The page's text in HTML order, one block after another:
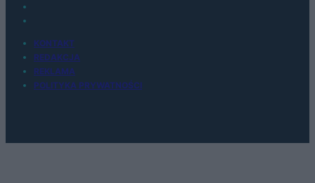
KONTAKT
REDAKCJA
REKLAMA
POLITYKA PRYWATNOŚCI